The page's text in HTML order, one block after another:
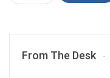
From The Desk